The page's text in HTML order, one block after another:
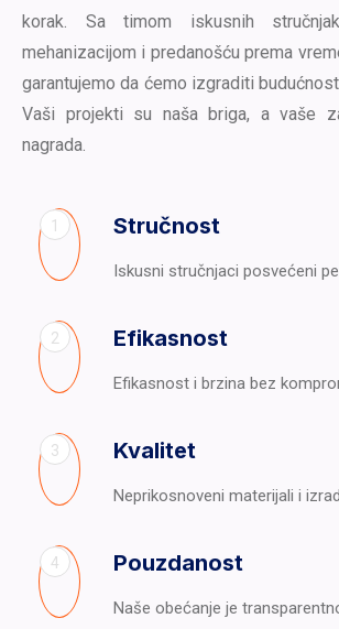
korak. Sa timom iskusnih
mehanizacijom i predanošću prema
garantujemo da ćemo izgraditi
Vaši projekti su naša briga, a vaše
nagrada.
1 Stručnost
Iskusni stručnjaci posvećeni
2 Efikasnost
Efikasnost i brzina bez
3 Kvalitet
Neprikosnoveni materijali i
4 Pouzdanost
Naše obećanje je